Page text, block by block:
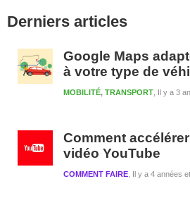
latérale
Derniers articles
Google Maps
à votre type de
Il y a 3
MOBILITÉ, TRANSPORT
Comment
vidéo YouTube
Il y a 4 années
COMMENT FAIRE